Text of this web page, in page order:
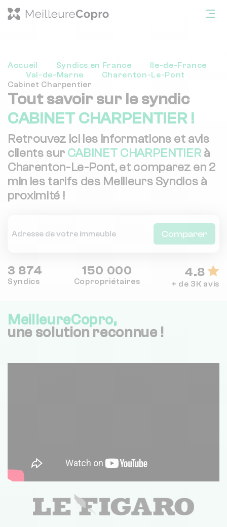
Accueil Syndics en France
Ile-de-France
Val-de-Marne
Charenton-Le-Pont
Cabinet Charpentier
Tout savoir sur le syndic
CABINET CHARPENTIER !
Retrouvez ici les informations et avis
clients sur CABINET CHARPENTIERà
Charenton-Le-Pont, et comparez en 2
min les tarifs des Meilleurs Syndics à
proximité !
Comparer
3 874
Syndics
150 000
Copropriétaires
4.8
+ de 3K avis
MeilleureCopro,
une solution reconnue !